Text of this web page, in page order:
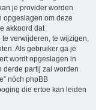
je provider worden
opgeslagen om deze
akkoord dat
te verwijderen, te wijzigen,
Als gebruiker ga je
wordt opgeslagen in
derde partij zal worden
nóch phpBB
die ertoe kan leiden